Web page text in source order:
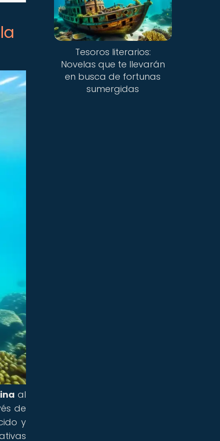
al
de
y
Tesoros literarios:
Novelas que te llevarán
en busca de fortunas
sumergidas